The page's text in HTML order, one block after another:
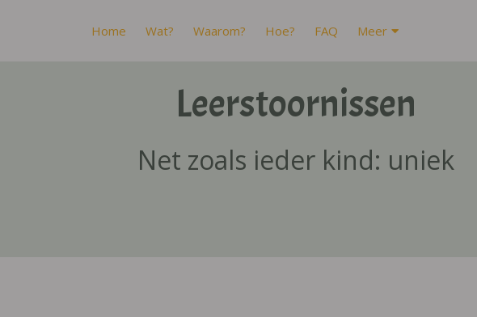
Home Wat? Waarom? Hoe? FAQ Meer
Leerstoornissen
Net zoals ieder kind: uniek